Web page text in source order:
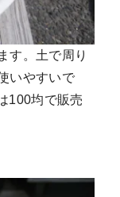
す。土で周り
いやすいで
100均で販売